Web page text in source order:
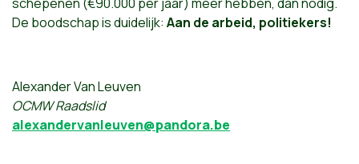
De boodschap is duidelijk: Aan de arbeid, politiekers!
Alexander Van Leuven
OCMW Raadslid
alexandervanleuven@pandora.be